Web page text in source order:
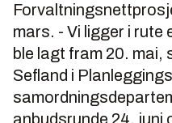
mars. - Vi ligger i
ble lagt fram 20. mai,
Sefland i
anbudsrunde 24. juni